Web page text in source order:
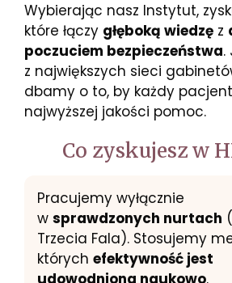
Wybierając nasz Instytut,
które łączy głęboką wiedzę z
poczuciem bezpieczeństwa.
z największych sieci
dbamy o to, by każdy
najwyższej jakości pomoc.
Co zyskujesz w
Pracujemy wyłącznie
w sprawdzonych nurtach
Trzecia Fala). Stosujemy
których efektywność jest
udowodniona naukowo.